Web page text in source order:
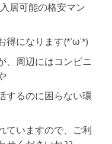
居可能の格安マン
になります(*’ω’*)
、周辺にはコンビニ
するのに困らない環
ていますので、ご利